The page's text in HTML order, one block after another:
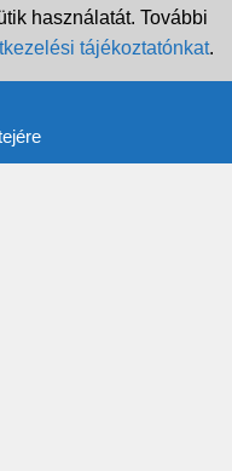
használatát. További
tájékoztatónkat.